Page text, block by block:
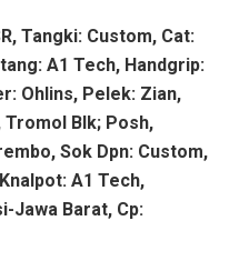
Tangki: Custom, Cat:
A1 Tech, Handgrip:
Ohlins, Pelek: Zian,
Tromol Blk; Posh,
Sok Dpn: Custom,
A1 Tech,
Jawa Barat, Cp: